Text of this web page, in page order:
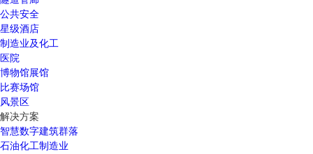
公共安全
星级酒店
制造业及化工
医院
博物馆展馆
比赛场馆
风景区
解决方案
智慧数字建筑群落
石油化工制造业